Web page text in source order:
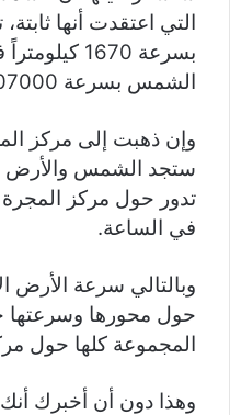
التي اعتقدت أنها
بسرعة 1670
الشمس بسرعة 107000 كيلومتراً في الساعة.
وإن ذهبت إلى مركز
ستجد الشمس والأرض
في الساعة.
وبالتالي سرعة الأرض
حول محورها
المجموعة كلها حول
وهذا دون أن أخبرك